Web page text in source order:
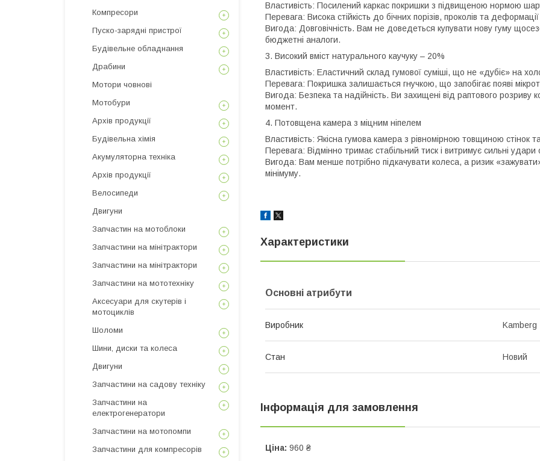
​Властивість: Посилений каркас покришки з підвищеною нормою
​Перевага: Висока стійкість до бічних порізів, проколів та
​Вигода: Довговічність. Вам не доведеться купувати нову гуму
бюджетні аналоги.
​3. Високий вміст натурального каучуку – 20%
​Властивість: Еластичний склад гумової суміші, що не «дубіє» на
​Перевага: Покришка залишається гнучкою, що запобігає появі
​Вигода: Безпека та надійність. Ви захищені від раптового розриву
момент.
​4. Потовщена камера з міцним ніпелем
​Властивість: Якісна гумова камера з рівномірною товщиною стінок
​Перевага: Відмінно тримає стабільний тиск і витримує сильні удари
​Вигода: Вам менше потрібно підкачувати колеса, а ризик
мінімуму.
Характеристики
Основні атрибути
Виробник Kamberg
Стан Новий
Інформація для замовлення
Ціна: 960 ₴
Компресори
Пуско-зарядні пристрої
Будівельне обладнання
Драбини
Мотори човнові
Мотобури
Архів продукції
Будівельна хімія
Акумуляторна техніка
Архів продукції
Велосипеди
Двигуни
Запчастин на мотоблоки
Запчастини на мінітрактори
Запчастини на мінітрактори
Запчастини на мототехніку
Аксесуари для скутерів і
мотоциклів
Шоломи
Шини, диски та колеса
Двигуни
Запчастини на садову техніку
Запчастини на
електрогенератори
Запчастини на мотопомпи
Запчастини для компресорів